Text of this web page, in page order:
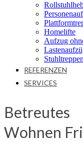
Homelifte
Aufzug
REFERENZEN
SERVICES
Betreutes
Wohnen